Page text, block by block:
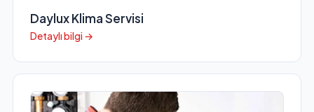
Daylux Klima Servisi
Detaylı bilgi →